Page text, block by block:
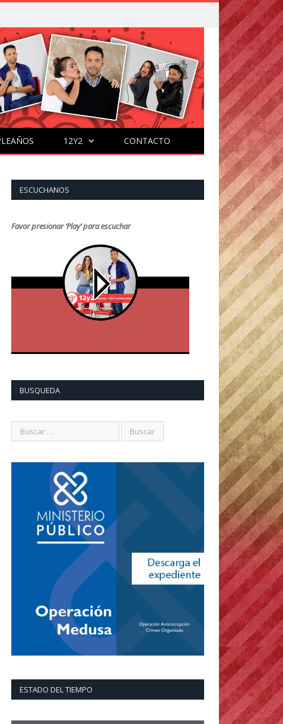
12Y2 CONTACTO
ESCUCHANOS
Favor presionar ‘Play’ para escuchar
BUSQUEDA
ESTADO DEL TIEMPO